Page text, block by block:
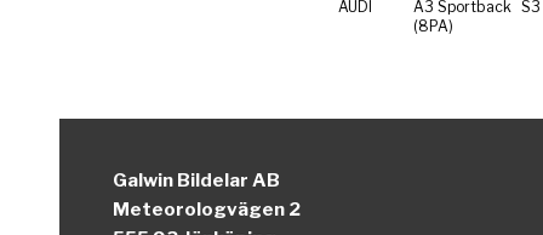
AUDI
A3 Sportback
(8PA)
Galwin Bildelar AB
Meteorologvägen 2